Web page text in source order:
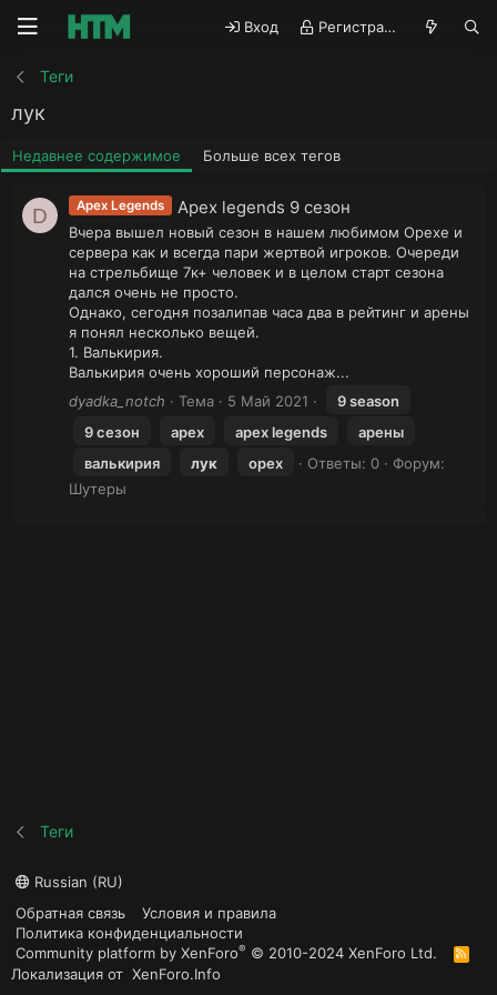
Вход Регистрация
Теги
лук
Недавнее содержимое Больше всех тегов
D Apex Legends Apex legends 9 сезон
Вчера вышел новый сезон в нашем любимом Орехе и
сервера как и всегда пари жертвой игроков. Очереди
на стрельбище 7к+ человек и в целом старт сезона
дался очень не просто.
Однако, сегодня позалипав часа два в рейтинг и арены
я понял несколько вещей.
1. Валькирия.
Валькирия очень хороший персонаж...
dyadka_notch
Тема 5 Май 2021
9 season
9 сезон
apex apex legends
арены
валькирия
лук орех Ответы: 0
Форум:
Шутеры
Теги
Russian (RU)
Обратная связь
Условия и правила
Политика конфиденциальности
Community platform by XenForo® © 2010-2024 XenForo Ltd.
R
S
Локализация от XenForo.Info